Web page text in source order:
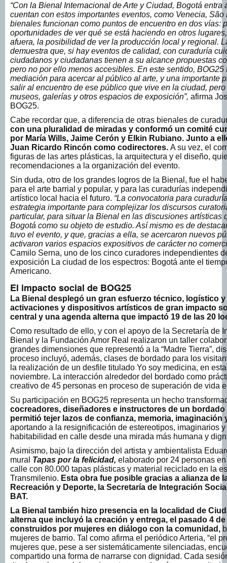
“Con la Bienal Internacional de Arte y Ciudad, Bogotá
cuentan con estos importantes eventos, como Venecia,
bienales funcionan como puntos de encuentro en dos vías:
oportunidades de ver qué se está haciendo en otros
afuera, la posibilidad de ver la producción local y regional.
demuestra que, si hay eventos de calidad, con curaduría
ciudadanos y ciudadanas tienen a su alcance propuestas
pero no por ello menos accesibles. En este sentido,
mediación para acercar al público al arte, y una importante
salir al encuentro de ese público que vive en la ciudad,
museos, galerías y otros espacios de exposición”, afirma
BOG25.
Cabe recordar que, a diferencia de otras bienales de
con una pluralidad de miradas y conformó un comité
por María Wills, Jaime Cerón y Elkin Rubiano. Junto a
Juan Ricardo Rincón como codirectores. A su vez, el
figuras de las artes plásticas, la arquitectura y el diseño,
recomendaciones a la organización del evento.
Sin duda, otro de los grandes logros de la Bienal, fue el
para el arte barrial y popular, y para las curadurías
artístico local hacia el futuro. “La convocatoria para
estrategia importante para complejizar los discursos
particular, para situar la Bienal en las discusiones artísticas
Bogotá como su objeto de estudio. Así mismo es de
tuvo el evento, y que, gracias a ella, se acercaron nuevos
activaron varios espacios expositivos de carácter no
Camilo Serna, uno de los cinco curadores independientes
exposición La ciudad de los espectros: Bogotá ante el
Americano.
El impacto social de BOG25
La Bienal desplegó un gran esfuerzo técnico, logístico
activaciones y dispositivos artísticos de gran impacto
central y una agenda alterna que impactó 19 de las 20
Como resultado de ello, y con el apoyo de la Secretaría de
Bienal y la Fundación Amor Real realizaron un taller
grandes dimensiones que representó a la “Madre Tierra”,
proceso incluyó, además, clases de bordado para los
la realización de un desfile titulado Yo soy medicina, en
noviembre. La interacción alrededor del bordado como
creativo de 45 personas en proceso de superación de vida
Su participación en BOG25 representa un hecho
cocreadores, diseñadores e instructores de un
permitió tejer lazos de confianza, memoria, imaginación
aportando a la resignificación de estereotipos, imaginarios
habitabilidad en calle desde una mirada más humana y
Asimismo, bajo la dirección del artista y ambientalista
mural Tapas por la felicidad, elaborado por 24 personas
calle con 80.000 tapas plásticas y material reciclado en la
Transmilenio. Esta obra fue posible gracias a alianza de
Recreación y Deporte, la Secretaría de Integración
BAT.
La Bienal también hizo presencia en la localidad de
alterna que incluyó la creación y entrega, el pasado 4
construidos por mujeres en diálogo con la comunidad,
mujeres de barrio. Tal como afirma el periódico Arteria, “el
mujeres que, pese a ser sistemáticamente silenciadas,
compartido una forma de narrarse con dignidad. Cada